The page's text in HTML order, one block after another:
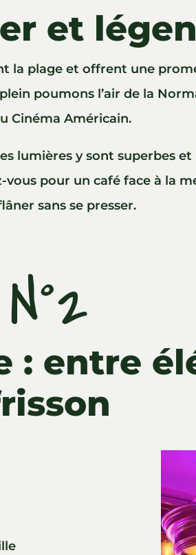
et
la plage et offrent une
poumons l’air de la
Cinéma Américain.
lumières y sont superbes
pour un café face à la
sans se presser.
N°2
: entre